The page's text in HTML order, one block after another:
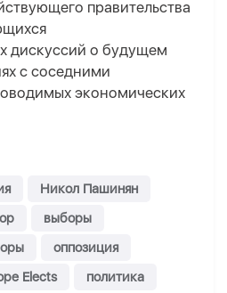
правительства
дискуссий о будущем
с соседними
экономических
Никол Пашинян
выборы
оппозиция
Elects
политика